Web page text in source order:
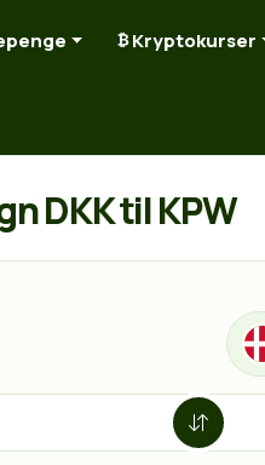
Kryptokurser
DKK til KPW